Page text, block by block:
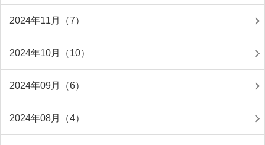
2024年11月（7）
2024年10月（10）
2024年09月（6）
2024年08月（4）